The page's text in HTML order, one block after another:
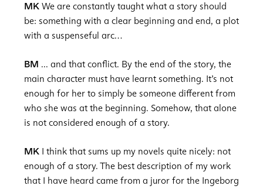
MK We are constantly taught what a story should
be: something with a clear beginning and end, a plot
with a suspenseful arc…
BM ... and that conflict. By the end of the story, the
main character must have learnt something. It’s not
enough for her to simply be someone different from
who she was at the beginning. Somehow, that alone
is not considered enough of a story.
MK I think that sums up my novels quite nicely: not
enough of a story. The best description of my work
that I have heard came from a juror for the Ingeborg